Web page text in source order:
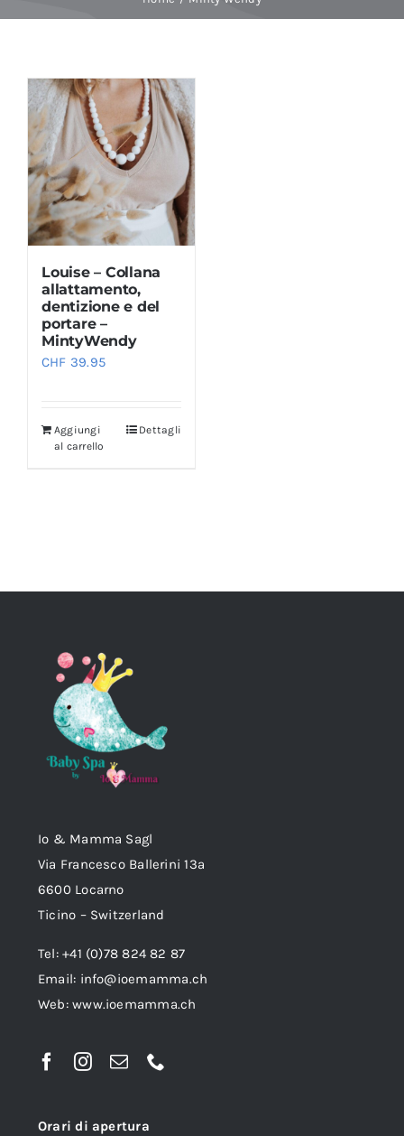
Buoni regalo
Shop
Corsi
News
Marche
Louise – Collana
allattamento,
dentizione e del
portare –
MintyWendy
CHF 39.95
Aggiungi
al carrello
Dettagli
Io & Mamma Sagl
Via Francesco Ballerini 13a
6600 Locarno
Ticino – Switzerland
Tel: +41 (0)78 824 82 87
Email: info@ioemamma.ch
Web:www.ioemamma.ch
Orari di apertura